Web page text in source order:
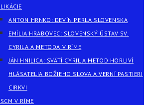
ANTON HRNKO: DEVÍN PERLA SLOVENSKA
EMÍLIA HRABOVEC: SLOVENSKÝ ÚSTAV SV.
CYRILA A METODA V RÍME
JÁN HNILICA: SVÄTÍ CYRIL A METOD HORLIVÍ
HLÁSATELIA BOŽIEHO SLOVA A VERNÍ PASTIERI
CIRKVI
V RÍME